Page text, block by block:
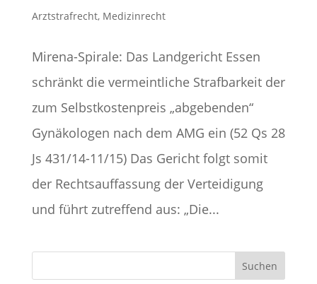
Arztstrafrecht, Medizinrecht
Mirena-Spirale: Das Landgericht Essen
schränkt die vermeintliche Strafbarkeit der
zum Selbstkostenpreis „abgebenden“
Gynäkologen nach dem AMG ein (52 Qs 28
Js 431/14-11/15) Das Gericht folgt somit
der Rechtsauffassung der Verteidigung
und führt zutreffend aus: „Die...